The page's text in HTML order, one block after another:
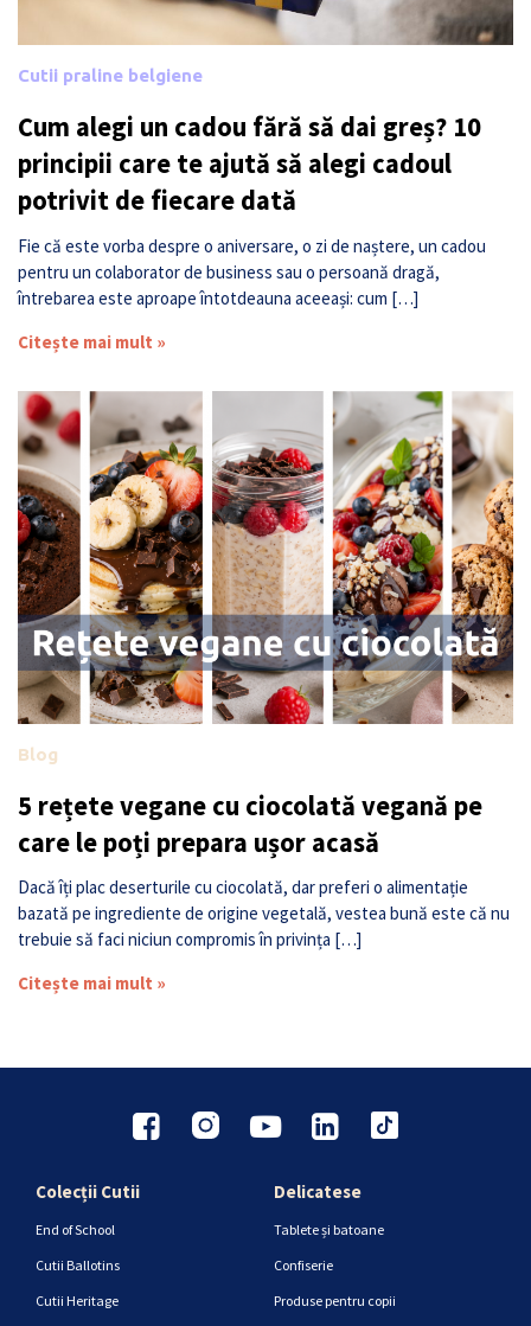
Cutii praline belgiene
Cum alegi un cadou fără să dai greș? 10
principii care te ajută să alegi cadoul
potrivit de fiecare dată
Fie că este vorba despre o aniversare, o zi de naștere, un cadou
pentru un colaborator de business sau o persoană dragă,
întrebarea este aproape întotdeauna aceeași: cum […]
Citește mai mult »
Blog
5 rețete vegane cu ciocolată vegană pe
care le poți prepara ușor acasă
Dacă îți plac deserturile cu ciocolată, dar preferi o alimentație
bazată pe ingrediente de origine vegetală, vestea bună este că nu
trebuie să faci niciun compromis în privința […]
Citește mai mult »
Colecții Cutii
End of School
Cutii Ballotins
Cutii Heritage
Delicatese
Tablete și batoane
Confiserie
Produse pentru copii